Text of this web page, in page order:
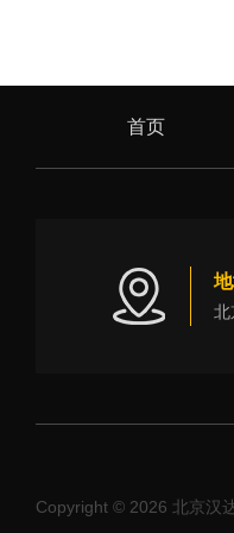
首页
地
北
Copyright © 2026 北京汉